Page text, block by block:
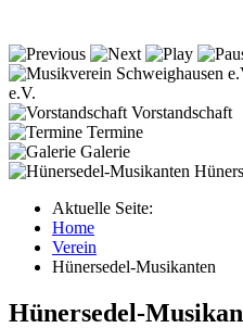
e.V.
Vorstandschaft
Termine
Galerie
Aktuelle Seite:
Home
Verein
Hünersedel-Musikanten
Hünersedel-